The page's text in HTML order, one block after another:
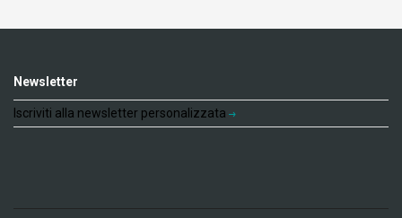
Newsletter
Iscriviti alla newsletter personalizzata